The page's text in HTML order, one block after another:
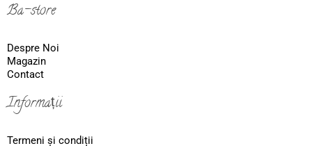
Ba-store
Despre Noi
Magazin
Contact
Informații
Termeni și condiții